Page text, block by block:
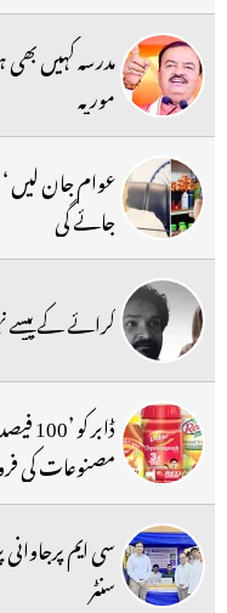
مدرسہ کہیں
موریہ
عوام جان لیں ‘
جائے گی
کرائے کے پیسے
مصنوعات کی
سی ایم
سنٹر